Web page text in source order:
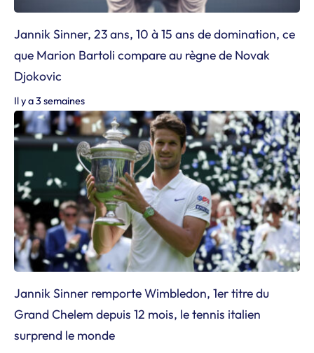
Jannik Sinner, 23 ans, 10 à 15 ans de domination, ce
que Marion Bartoli compare au règne de Novak
Djokovic
Il y a 3 semaines
Jannik Sinner remporte Wimbledon, 1er titre du
Grand Chelem depuis 12 mois, le tennis italien
surprend le monde